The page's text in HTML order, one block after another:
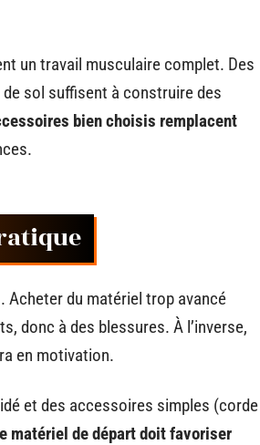
un travail musculaire complet. Des
sol suffisent à construire des
bien choisis remplacent
Acheter du matériel trop avancé
donc à des blessures. À l’inverse,
en motivation.
et des accessoires simples (corde
matériel de départ doit favoriser